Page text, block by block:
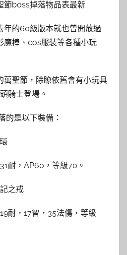
節boss掉落物品表最新
年的60級版本就也曾開放過
魔棒、cos服裝等各種小玩
萬聖節，除瞭依舊會有小玩具
騎士登場。
的是以下裝備：
耐，AP60，等級70。
之戒
耐，17智，35法傷，等級